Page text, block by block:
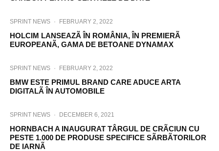
SPRINT NEWS · FEBRUARY 2, 2022
HOLCIM LANSEAZÃ ÎN ROMÂNIA, ÎN PREMIERÃ
EUROPEANÃ, GAMA DE BETOANE DYNAMAX
SPRINT NEWS · FEBRUARY 2, 2022
BMW ESTE PRIMUL BRAND CARE ADUCE ARTA
DIGITALÃ ÎN AUTOMOBILE
SPRINT NEWS · DECEMBER 6, 2021
HORNBACH A INAUGURAT TÂRGUL DE CRÃCIUN CU
PESTE 1.000 DE PRODUSE SPECIFICE SÃRBÃTORILOR
DE IARNÃ